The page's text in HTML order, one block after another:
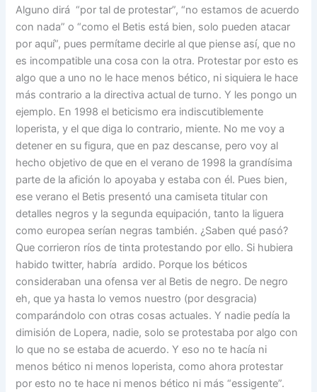
Alguno dirá “por tal de protestar”, “no estamos de acuerdo
con nada” o “como el Betis está bien, solo pueden atacar
por aquí”, pues permítame decirle al que piense así, que no
es incompatible una cosa con la otra. Protestar por esto es
algo que a uno no le hace menos bético, ni siquiera le hace
más contrario a la directiva actual de turno. Y les pongo un
ejemplo. En 1998 el beticismo era indiscutiblemente
loperista, y el que diga lo contrario, miente. No me voy a
detener en su figura, que en paz descanse, pero voy al
hecho objetivo de que en el verano de 1998 la grandísima
parte de la afición lo apoyaba y estaba con él. Pues bien,
ese verano el Betis presentó una camiseta titular con
detalles negros y la segunda equipación, tanto la liguera
como europea serían negras también. ¿Saben qué pasó?
Que corrieron ríos de tinta protestando por ello. Si hubiera
habido twitter, habría ardido. Porque los béticos
consideraban una ofensa ver al Betis de negro. De negro
eh, que ya hasta lo vemos nuestro (por desgracia)
comparándolo con otras cosas actuales. Y nadie pedía la
dimisión de Lopera, nadie, solo se protestaba por algo con
lo que no se estaba de acuerdo. Y eso no te hacía ni
menos bético ni menos loperista, como ahora protestar
por esto no te hace ni menos bético ni más “essigente”.